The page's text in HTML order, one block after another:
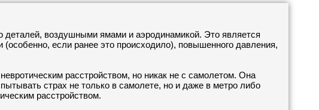
деталей, воздушными ямами и аэродинамикой. Это является
(особенно, если ранее это происходило), повышенного давления,
расстройством, но никак не с самолетом. Она
страх не только в самолете, но и даже в метро либо
расстройством.